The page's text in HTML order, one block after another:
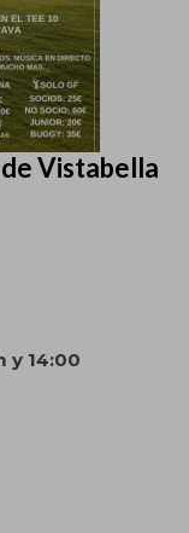
Vistabella
y 14:00